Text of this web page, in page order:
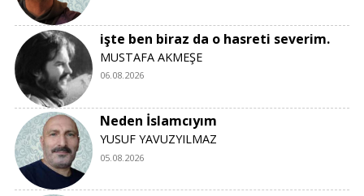
işte ben biraz da o hasreti severim.
MUSTAFA AKMEŞE
06.08.2026
Neden İslamcıyım
YUSUF YAVUZYILMAZ
05.08.2026